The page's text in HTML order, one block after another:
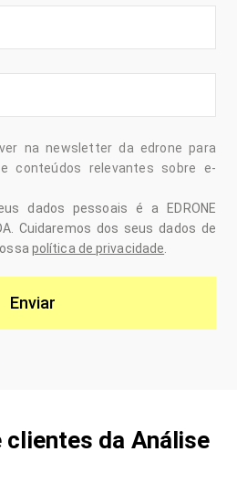
na newsletter da edrone para
conteúdos relevantes sobre e-
dados pessoais é a EDRONE
Cuidaremos dos seus dados de
política de privacidade
Enviar
clientes da Análise